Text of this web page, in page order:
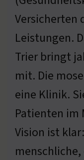
Versicherten
Leistungen.
Trier bringt
mit. Die
eine Klinik.
Patienten im
Vision ist